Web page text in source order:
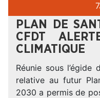
7
PLAN DE
CFDT
CLIMATIQUE
Réunie sous
relative au futur
2030 a permis de